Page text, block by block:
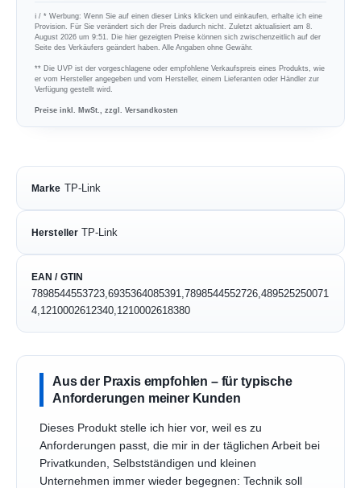
ℹ︎ / * Werbung: Wenn Sie auf einen dieser Links klicken und einkaufen, erhalte ich eine
Provision. Für Sie verändert sich der Preis dadurch nicht. Zuletzt aktualisiert am 8.
August 2026 um 9:51. Die hier gezeigten Preise können sich zwischenzeitlich auf der
Seite des Verkäufers geändert haben. Alle Angaben ohne Gewähr.
** Die UVP ist der vorgeschlagene oder empfohlene Verkaufspreis eines Produkts, wie
er vom Hersteller angegeben und vom Hersteller, einem Lieferanten oder Händler zur
Verfügung gestellt wird.
Preise inkl. MwSt., zzgl. Versandkosten
Marke TP-Link
Hersteller TP-Link
EAN / GTIN
7898544553723,6935364085391,7898544552726,489525250071
4,1210002612340,1210002618380
Aus der Praxis empfohlen – für typische
Anforderungen meiner Kunden
Dieses Produkt stelle ich hier vor, weil es zu
Anforderungen passt, die mir in der täglichen Arbeit bei
Privatkunden, Selbstständigen und kleinen
Unternehmen immer wieder begegnen: Technik soll